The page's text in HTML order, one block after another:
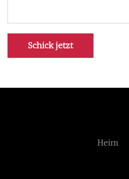
Schick jetzt
Heim